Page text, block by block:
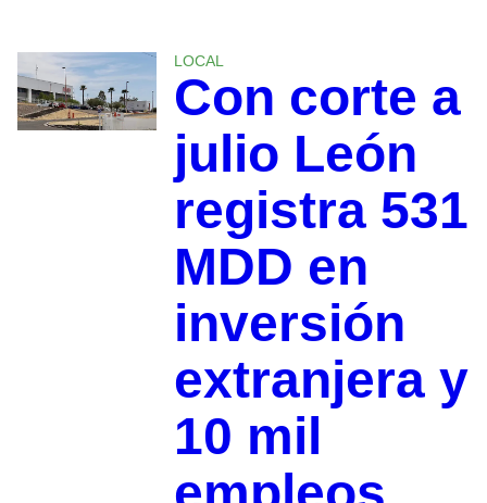
LOCAL
Con corte a
julio León
registra 531
MDD en
inversión
extranjera y
10 mil